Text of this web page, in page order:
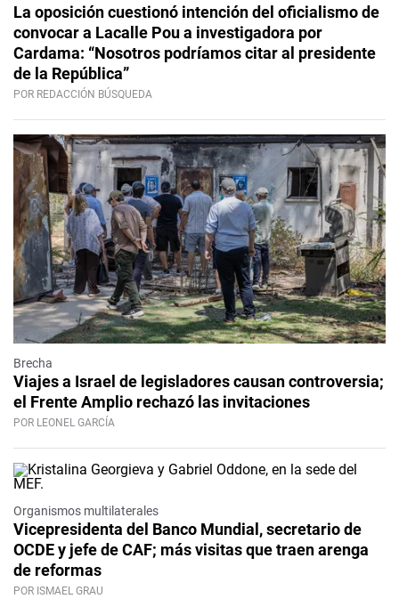
La oposición cuestionó intención del oficialismo de
convocar a Lacalle Pou a investigadora por
Cardama: “Nosotros podríamos citar al presidente
de la República”
POR REDACCIÓN BÚSQUEDA
Brecha
Viajes a Israel de legisladores causan controversia;
el Frente Amplio rechazó las invitaciones
POR LEONEL GARCÍA
Organismos multilaterales
Vicepresidenta del Banco Mundial, secretario de
OCDE y jefe de CAF; más visitas que traen arenga
de reformas
POR ISMAEL GRAU